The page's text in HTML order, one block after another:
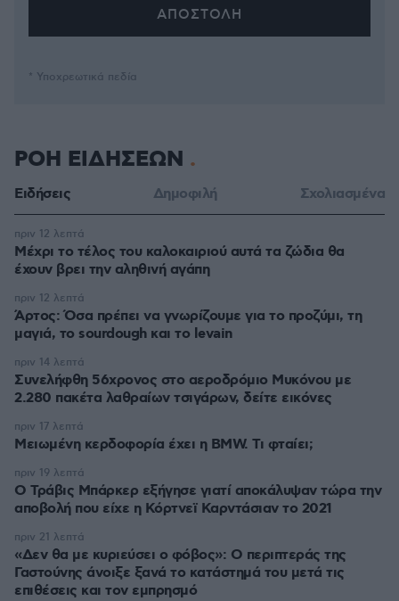
* Υποχρεωτικά πεδία
ΡΟΗ ΕΙΔΗΣΕΩΝ
Ειδήσεις Δημοφιλή Σχολιασμένα
Μέχρι το τέλος του καλοκαιριού αυτά τα ζώδια θα
έχουν βρει την αληθινή αγάπη
πριν 12 λεπτά
Άρτος: Όσα πρέπει να γνωρίζουμε για το προζύμι, τη
μαγιά, το sourdough και το levain
πριν 12 λεπτά
Συνελήφθη 56χρονος στο αεροδρόμιο Μυκόνου με
2.280 πακέτα λαθραίων τσιγάρων, δείτε εικόνες
πριν 14 λεπτά
Μειωμένη κερδοφορία έχει η BMW. Τι φταίει;
πριν 17 λεπτά
O Τράβις Μπάρκερ εξήγησε γιατί αποκάλυψαν τώρα την
αποβολή που είχε η Κόρτνεϊ Καρντάσιαν το 2021
πριν 19 λεπτά
«Δεν θα με κυριεύσει ο φόβος»: Ο περιπτεράς της
Γαστούνης άνοιξε ξανά το κατάστημά του μετά τις
επιθέσεις και τον εμπρησμό
πριν 21 λεπτά